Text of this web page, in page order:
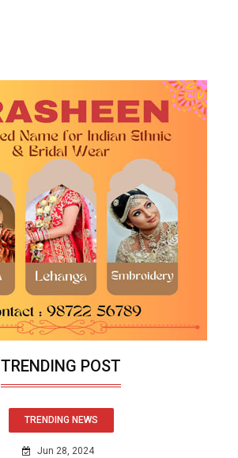
TRENDING POST
TRENDING NEWS
Jun 28, 2024